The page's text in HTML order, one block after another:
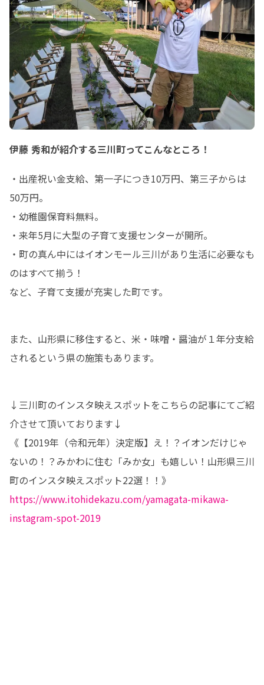
伊藤 秀和が紹介する三川町ってこんなところ！
・出産祝い金支給、第一子につき10万円、第三子からは
50万円。
・幼稚園保育料無料。
・来年5月に大型の子育て支援センターが開所。
・町の真ん中にはイオンモール三川があり生活に必要なも
のはすべて揃う！
など、子育て支援が充実した町です。
また、山形県に移住すると、米・味噌・醤油が１年分支給
されるという県の施策もあります。
↓三川町のインスタ映えスポットをこちらの記事にてご紹
介させて頂いております↓
《【2019年（令和元年）決定版】え！？イオンだけじゃ
ないの！？みかわに住む「みか女」も嬉しい！山形県三川
https://www.itohidekazu.com/yamagata-mikawa-
instagram-spot-2019